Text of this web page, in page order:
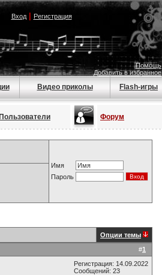
Вход| Регистрация
Помощь
Добавить в избранное
Видео приколы Flash-игры
Пользователи Форум
Имя
Пароль
Опции темы
#1
Регистрация: 14.09.2022
Сообщений: 23